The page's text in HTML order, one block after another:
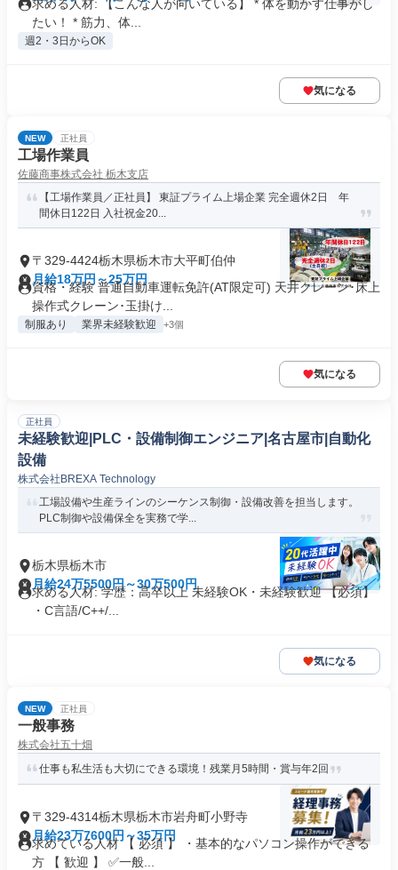
求める人材: 【こんな人が向いている】 * 体を動かす仕事がし
たい！ * 筋力、体...
週2・3日からOK
気になる
NEW 正社員
工場作業員
佐藤商事株式会社 栃木支店
【工場作業員／正社員】 東証プライム上場企業 完全週休2日 年
間休日122日 入社祝金20...
〒329-4424栃木県栃木市大平町伯仲
月給18万円～25万円
資格・経験 普通自動車運転免許(AT限定可) 天井クレーン･床上
操作式クレーン･玉掛け...
制服あり 業界未経験歓迎 +3個
気になる
正社員
未経験歓迎|PLC・設備制御エンジニア|名古屋市|自動化
設備
株式会社BREXA Technology
工場設備や生産ラインのシーケンス制御・設備改善を担当します。
PLC制御や設備保全を実務で学...
栃木県栃木市
月給24万5500円～30万500円
求める人材: 学歴：高卒以上 未経験OK・未経験歓迎 【必須】
・C言語/C++/...
気になる
NEW 正社員
一般事務
株式会社五十畑
仕事も私生活も大切にできる環境！残業月5時間・賞与年2回
〒329-4314栃木県栃木市岩舟町小野寺
月給23万7600円～35万円
求めている人材 【 必須 】 ・基本的なパソコン操作ができる
方 【 歓迎 】 ✅一般...